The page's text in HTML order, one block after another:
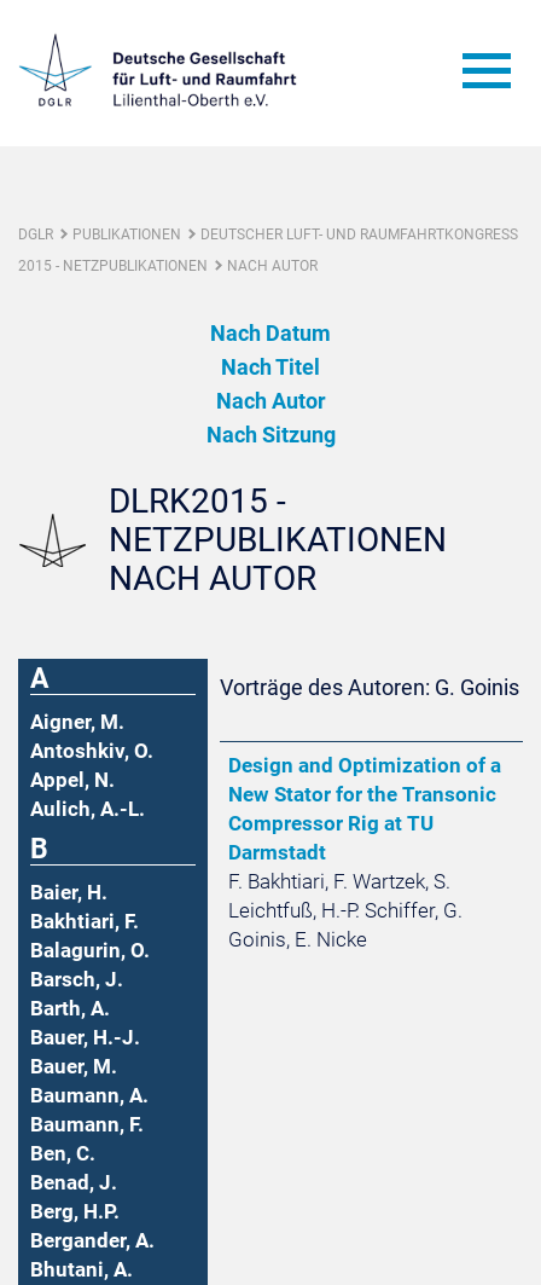
DGLR PUBLIKATIONEN
DEUTSCHER LUFT- UND RAUMFAHRTKONGRESS
2015 - NETZPUBLIKATIONEN
NACH AUTOR
Nach Datum
Nach Titel
Nach Autor
Nach Sitzung
DLRK2015 -
NETZPUBLIKATIONEN
NACH AUTOR
A
Aigner, M.
Antoshkiv, O.
Appel, N.
Aulich, A.-L.
B
Baier, H.
Bakhtiari, F.
Balagurin, O.
Barsch, J.
Barth, A.
Bauer, H.-J.
Bauer, M.
Baumann, A.
Baumann, F.
Ben, C.
Benad, J.
Berg, H.P.
Bergander, A.
Bhutani, A.
Vorträge des Autoren: G. Goinis
Design and Optimization of a
New Stator for the Transonic
Compressor Rig at TU
Darmstadt
F. Bakhtiari, F. Wartzek, S.
Leichtfuß, H.-P. Schiffer, G.
Goinis, E. Nicke